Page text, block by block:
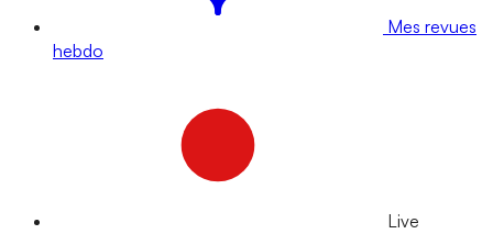
Mes revues
hebdo
Live